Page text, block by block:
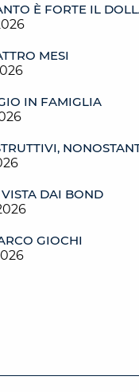
È FORTE IL
MESI
IN FAMIGLIA
VISTA DAI BOND
GIOCHI